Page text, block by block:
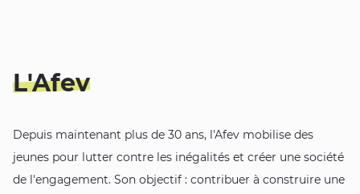
L'Afev
Depuis maintenant plus de 30 ans, l'Afev mobilise des
jeunes pour lutter contre les inégalités et créer une société
de l'engagement. Son objectif : contribuer à construire une